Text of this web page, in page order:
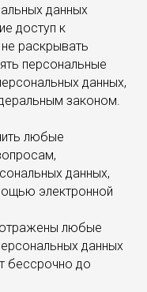
данных
доступ к
раскрывать
персональные
данных,
законом.
любые
данных,
электронной
отражены любые
данных
бессрочно до